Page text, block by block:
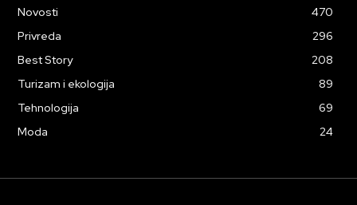
Novosti
470
Privreda
296
Best Story
208
Turizam i ekologija
89
Tehnologija
69
Moda
24